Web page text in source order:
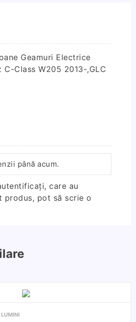
Geamuri Electrice
C-Class W205 2013-,GLC
până acum.
care au
produs, pot să scrie o